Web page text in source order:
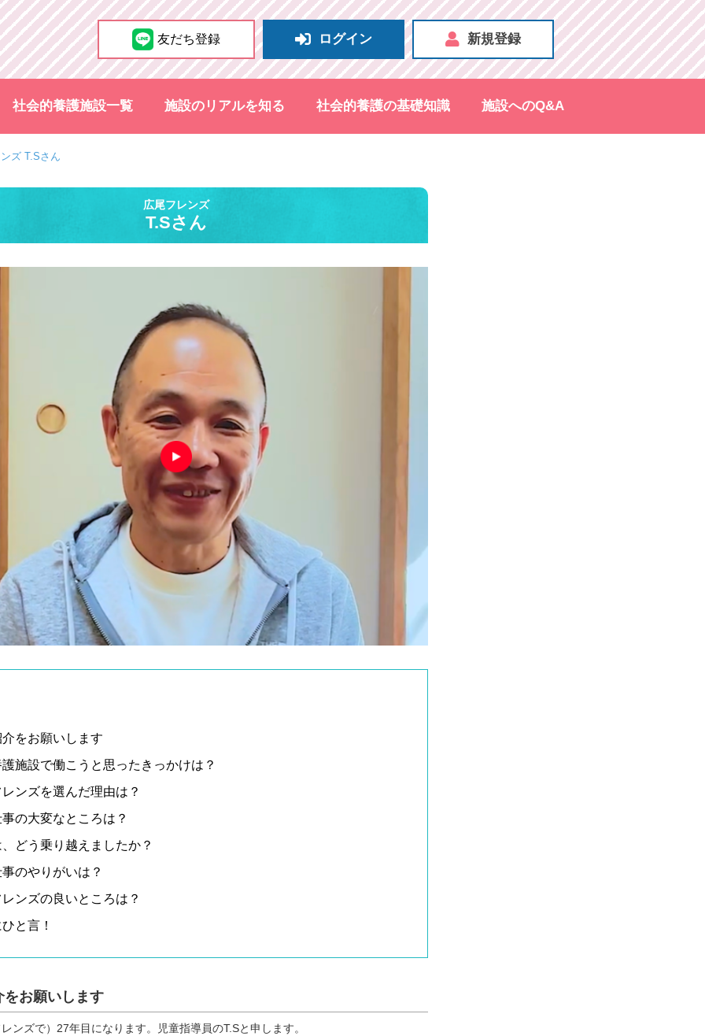
友だち登録 ログイン 新規登録
社会的養護施設一覧 施設のリアルを知る 社会的養護の基礎知識 施設へのQ&A
ズ T.Sさん
広尾フレンズ
T.Sさん
をお願いします
施設で働こうと思ったきっかけは？
ンズを選んだ理由は？
の大変なところは？
どう乗り越えましたか？
のやりがいは？
ンズの良いところは？
と言！
をお願いします
ンズで）27年目になります。児童指導員のT.Sと申します。